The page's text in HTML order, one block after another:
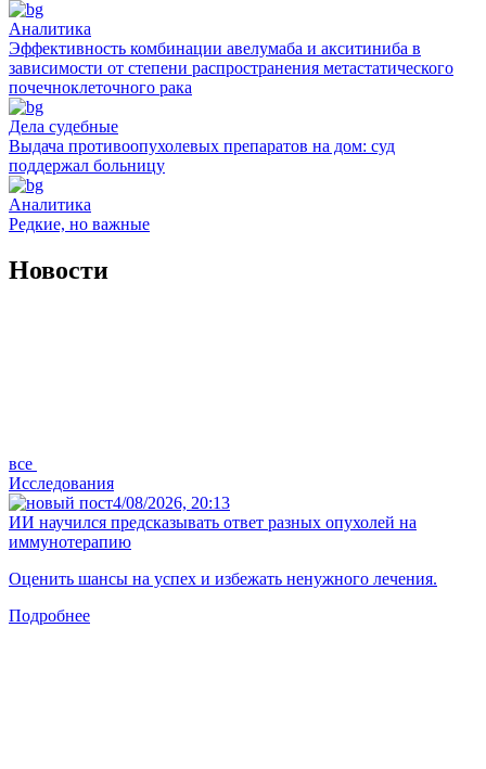
Аналитика
Эффективность комбинации авелумаба и акситиниба в
зависимости от степени распространения метастатического
почечноклеточного рака
Дела судебные
Выдача противоопухолевых препаратов на дом: суд
поддержал больницу
Аналитика
Редкие, но важные
Новости
все
Исследования
4/08/2026, 20:13
ИИ научился предсказывать ответ разных опухолей на
иммунотерапию
Оценить шансы на успех и избежать ненужного лечения.
Подробнее